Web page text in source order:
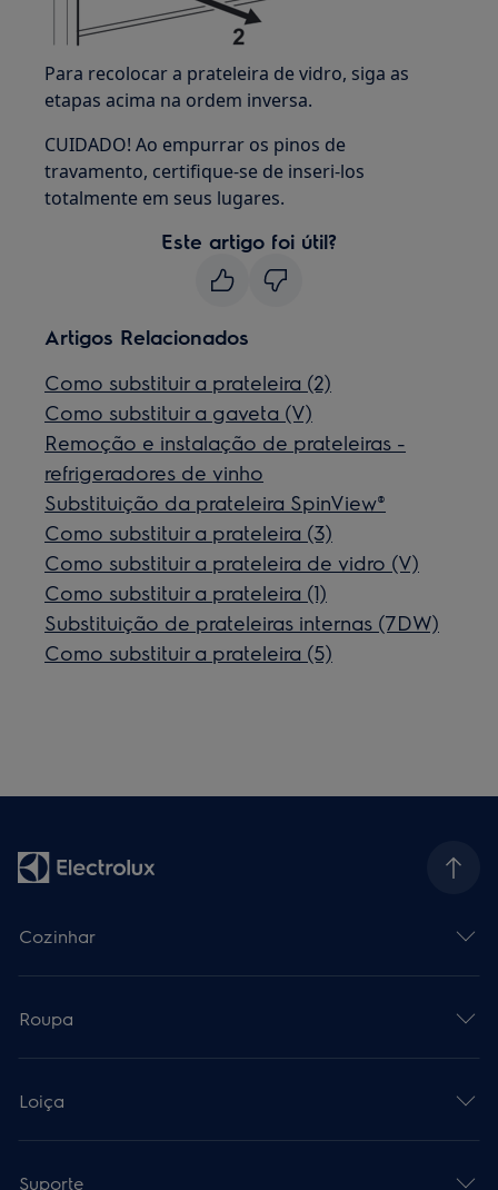
Para recolocar a prateleira de vidro, siga as
etapas acima na ordem inversa.
CUIDADO! Ao empurrar os pinos de
travamento, certifique-se de inseri-los
totalmente em seus lugares.
Este artigo foi útil?
Artigos Relacionados
Como substituir a prateleira (2)
Como substituir a gaveta (V)
Remoção e instalação de prateleiras -
refrigeradores de vinho
Substituição da prateleira SpinView®
Como substituir a prateleira (3)
Como substituir a prateleira de vidro (V)
Como substituir a prateleira (1)
Substituição de prateleiras internas (7DW)
Como substituir a prateleira (5)
Cozinhar
Roupa
Loiça
Suporte